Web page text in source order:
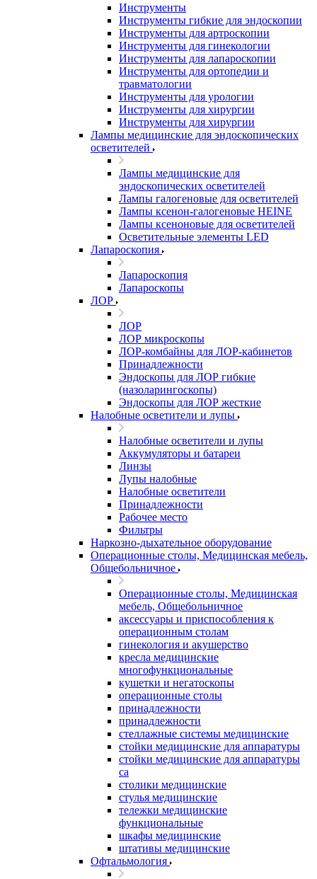
Инструменты
Инструменты гибкие для эндоскопии
Инструменты для артроскопии
Инструменты для гинекологии
Инструменты для лапароскопии
Инструменты для ортопедии и
травматологии
Инструменты для урологии
Инструменты для хирургии
Инструменты для хирургии
Лампы медицинские для эндоскопических
осветителей
Лампы медицинские для
эндоскопических осветителей
Лампы галогеновые для осветителей
Лампы ксенон-галогеновые HEINE
Лампы ксеноновые для осветителей
Осветительные элементы LED
Лапароскопия
Лапароскопия
Лапароскопы
ЛОР
ЛОР
ЛОР микроскопы
ЛОР-комбайны для ЛОР-кабинетов
Принадлежности
Эндоскопы для ЛОР гибкие
(назоларингоскопы)
Эндоскопы для ЛОР жесткие
Налобные осветители и лупы
Налобные осветители и лупы
Аккумуляторы и батареи
Линзы
Лупы налобные
Налобные осветители
Принадлежности
Рабочее место
Фильтры
Наркозно-дыхательное оборудование
Операционные столы, Медицинская мебель,
Общебольничное
Операционные столы, Медицинская
мебель, Общебольничное
аксессуары и приспособления к
операционным столам
гинекология и акушерство
кресла медицинские
многофункциональные
кушетки и негатоскопы
операционные столы
принадлежности
принадлежности
стеллажные системы медицинские
стойки медицинские для аппаратуры
стойки медицинские для аппаратуры
са
столики медицинские
стулья медицинские
тележки медицинские
функциональные
шкафы медицинские
штативы медицинские
Офтальмология